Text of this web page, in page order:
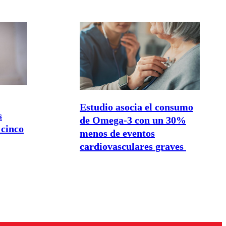
Estudio asocia el consumo
de Omega-3 con un 30%
menos de eventos
cardiovasculares graves